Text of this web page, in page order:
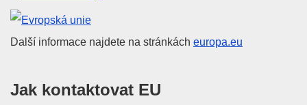
Evropská unie
Další informace najdete na stránkách europa.eu
Jak kontaktovat EU